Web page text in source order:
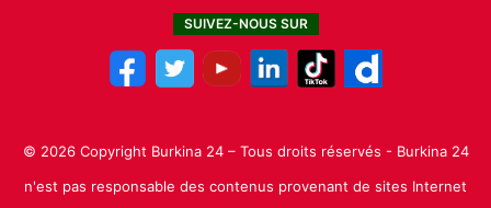
SUIVEZ-NOUS SUR
© 2026 Copyright Burkina 24 – Tous droits réservés - Burkina 24
n'est pas responsable des contenus provenant de sites Internet